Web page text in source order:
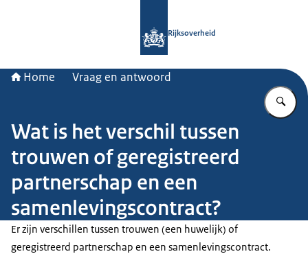
Rijksoverheid
Home Vraag en antwoord
Wat is het verschil tussen
trouwen of geregistreerd
partnerschap en een
samenlevingscontract?
Er zijn verschillen tussen trouwen (een huwelijk) of
geregistreerd partnerschap en een samenlevingscontract.